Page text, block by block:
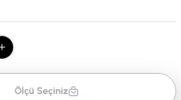
Ölçü Seçiniz